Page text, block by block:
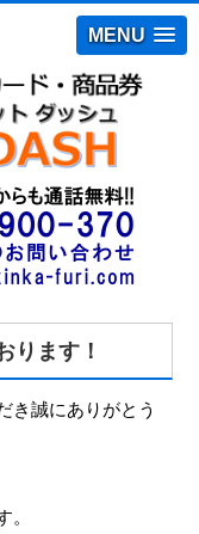
MENU
ります！
き誠にありがとう
。